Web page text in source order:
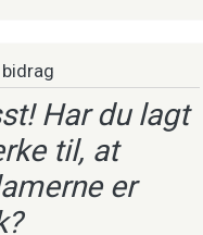
Har du lagt
til, at
er